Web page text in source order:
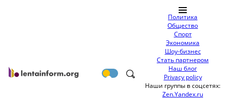
Политика
Общество
Спорт
Экономика
Шоу-бизнес
Стать партнером
Наш блог
Privacy policy
Наши группы в соцсетях:
Zen.Yandex.ru